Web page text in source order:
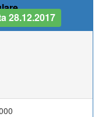
28.12.2017